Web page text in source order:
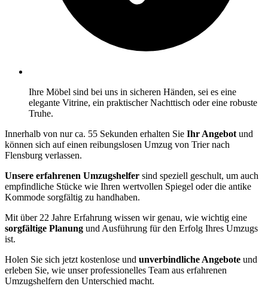
Ihre Möbel sind bei uns in sicheren Händen, sei es eine
elegante Vitrine, ein praktischer Nachttisch oder eine robuste
Truhe.
Innerhalb von nur ca. 55 Sekunden erhalten Sie Ihr Angebot und
können sich auf einen reibungslosen Umzug von Trier nach
Flensburg verlassen.
Unsere erfahrenen Umzugshelfer sind speziell geschult, um auch
empfindliche Stücke wie Ihren wertvollen Spiegel oder die antike
Kommode sorgfältig zu handhaben.
Mit über 22 Jahre Erfahrung wissen wir genau, wie wichtig eine
sorgfältige Planung und Ausführung für den Erfolg Ihres Umzugs
ist.
Holen Sie sich jetzt kostenlose und unverbindliche Angebote und
erleben Sie, wie unser professionelles Team aus erfahrenen
Umzugshelfern den Unterschied macht.